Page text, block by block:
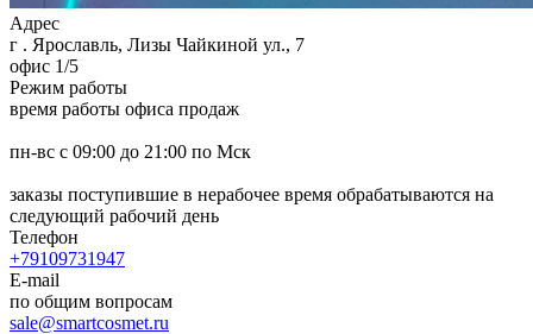
Адрес
г . Ярославль, Лизы Чайкиной ул., 7
офис 1/5
Режим работы
время работы офиса продаж
пн-вс с 09:00 до 21:00 по Мск
заказы поступившие в нерабочее время обрабатываются на
следующий рабочий день
Телефон
+79109731947
E-mail
по общим вопросам
sale@smartcosmet.ru